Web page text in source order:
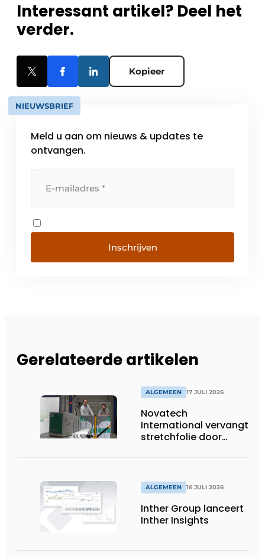
Interessant artikel? Deel het
verder.
Kopieer
NIEUWSBRIEF
Meld u aan om nieuws & updates te
ontvangen.
Inschrijven
Gerelateerde artikelen
ALGEMEEN 17 JULI 2026
Novatech
International vervangt
stretchfolie door
ALGEMEEN 16 JULI 2026
Inther Group lanceert
Inther Insights